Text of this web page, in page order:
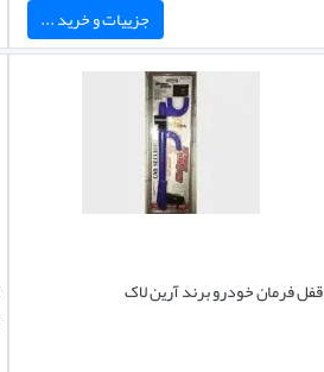
جزییات و خرید ...
قفل فرمان خودرو برند آرین لاک